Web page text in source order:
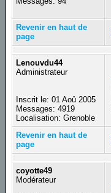
Revenir en haut de
page
Lenouvdu44
Administrateur
Inscrit le: 01 Aoû 2005
Messages: 4919
Localisation: Grenoble
Revenir en haut de
page
coyotte49
Modérateur